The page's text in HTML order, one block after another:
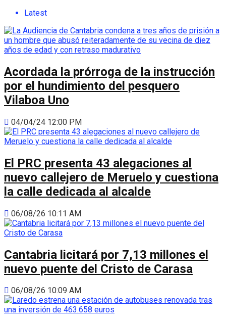
Latest
Acordada la prórroga de la instrucción
por el hundimiento del pesquero
Vilaboa Uno
04/04/24 12:00 PM
El PRC presenta 43 alegaciones al
nuevo callejero de Meruelo y cuestiona
la calle dedicada al alcalde
06/08/26 10:11 AM
Cantabria licitará por 7,13 millones el
nuevo puente del Cristo de Carasa
06/08/26 10:09 AM